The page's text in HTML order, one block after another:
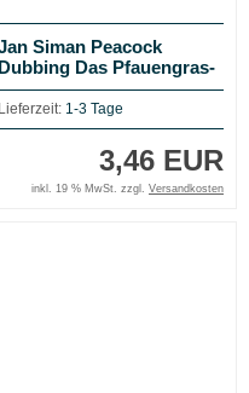
Siman Peacock
Dubbing Das Pfauengras-
der
tschechischen
Lieferzeit: 1-3 Tage
3,46 EUR
inkl. 19 % MwSt. zzgl. Versandkosten